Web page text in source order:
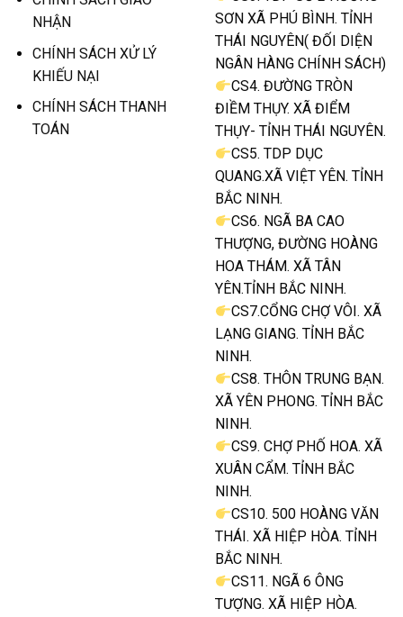
NHẬN
CHÍNH SÁCH XỬ LÝ
KHIẾU NẠI
CHÍNH SÁCH THANH
TOÁN
SƠN XÃ PHÚ BÌNH. TỈNH
THÁI NGUYÊN( ĐỐI DIỆN
NGÂN HÀNG CHÍNH SÁCH)
CS4. ĐƯỜNG TRÒN
ĐIỀM THỤY. XÃ ĐIỂM
THỤY- TỈNH THÁI NGUYÊN.
CS5. TDP DỤC
QUANG.XÃ VIỆT YÊN. TỈNH
BẮC NINH.
CS6. NGÃ BA CAO
THƯỢNG, ĐƯỜNG HOÀNG
HOA THÁM. XÃ TÂN
YÊN.TỈNH BẮC NINH.
CS7.CỔNG CHỢ VÔI. XÃ
LẠNG GIANG. TỈNH BẮC
NINH.
CS8. THÔN TRUNG BẠN.
XÃ YÊN PHONG. TỈNH BẮC
NINH.
CS9. CHỢ PHỐ HOA. XÃ
XUÂN CẨM. TỈNH BẮC
NINH.
CS10. 500 HOÀNG VĂN
THÁI. XÃ HIỆP HÒA. TỈNH
BẮC NINH.
CS11. NGÃ 6 ÔNG
TƯỢNG. XÃ HIỆP HÒA.